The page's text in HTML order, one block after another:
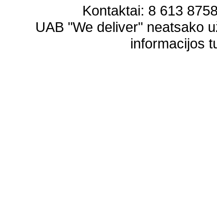
Kontaktai: 8 613
UAB "We deliver" neatsako
informacijos